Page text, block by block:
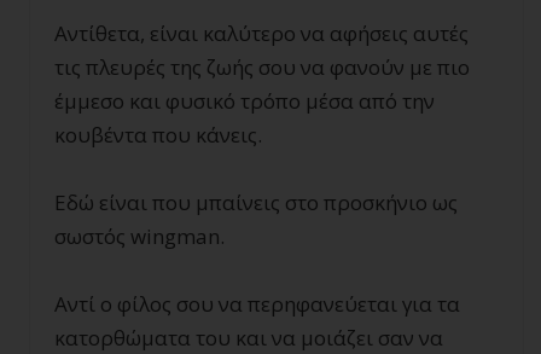
Αντίθετα, είναι καλύτερο να αφήσεις αυτές
τις πλευρές της ζωής σου να φανούν με πιο
έμμεσο και φυσικό τρόπο μέσα από την
κουβέντα που κάνεις.
Εδώ είναι που μπαίνεις στο προσκήνιο ως
σωστός wingman.
Αντί ο φίλος σου να περηφανεύεται για τα
κατορθώματα του και να μοιάζει σαν να